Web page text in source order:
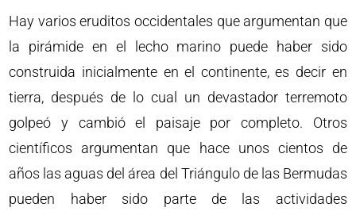
Hay varios eruditos occidentales que argumentan que
la pirámide en el lecho marino puede haber sido
construida inicialmente en el continente, es decir en
tierra, después de lo cual un devastador terremoto
golpeó y cambió el paisaje por completo. Otros
científicos argumentan que hace unos cientos de
años las aguas del área del Triángulo de las Bermudas
pueden haber sido parte de las actividades